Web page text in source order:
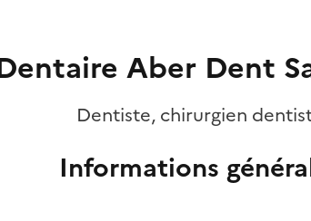
Aber Dent
Dentiste, chirurgien
Informations